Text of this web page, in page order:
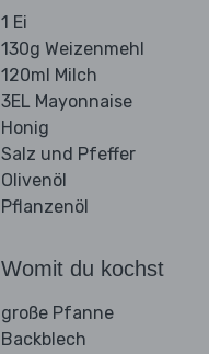
1 Ei
130g Weizenmehl
120ml Milch
3EL Mayonnaise
Honig
Salz und Pfeffer
Olivenöl
Pflanzenöl
Womit du kochst
große Pfanne
Backblech